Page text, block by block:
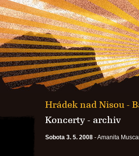
Hrádek nad Nisou -
Koncerty - archiv
Sobota 3. 5. 2008 - Amanita